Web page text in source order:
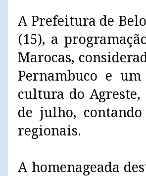
A Prefeitura de
(15), a
Marocas,
Pernambuco e
cultura do
de julho,
regionais.
A homenageada